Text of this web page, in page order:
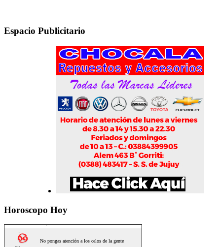
Espacio Publicitario
Horoscopo Hoy